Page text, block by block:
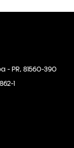
- PR, 81560-390
1